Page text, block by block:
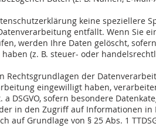
keine speziellere
entfällt. Wenn Sie
werden Ihre Daten gelöscht,
(z. B. steuer- oder
Rechtsgrundlagen der
eingewilligt haben,
a DSGVO, sofern besondere
in den Zugriff auf Informationen
auf Grundlage von § 25 Abs. 1